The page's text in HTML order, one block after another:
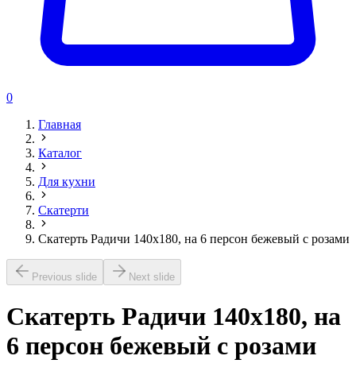
0
Главная
Каталог
Для кухни
Скатерти
Скатерть Радичи 140х180, на 6 персон бежевый с розами
Previous slide Next slide
Скатерть Радичи 140х180, на
6 персон бежевый с розами